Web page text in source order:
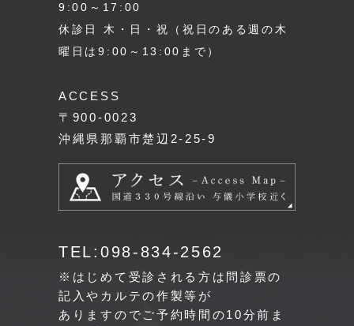
9:00～17:00
休診日 木・日・祝（祝日のある週の木
曜日は9:00～13:00まで）
ACCESS
〒900-0023
沖縄県那覇市楚辺2-25-9
TEL:098-834-2562
※はじめて受診される方は問診票の
記入やカルテの作製等が
ありますのでご予約時間の10分前ま